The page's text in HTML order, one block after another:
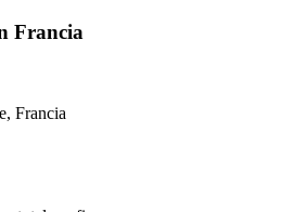
Francia
Francia